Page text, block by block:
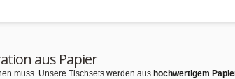
aus Papier
muss. Unsere Tischsets werden aus hochwertigem